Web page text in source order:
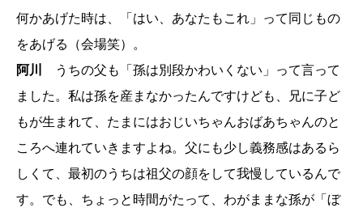
何かあげた時は、「はい、あなたもこれ」って同じもの
をあげる（会場笑）。
阿川
うちの父も「孫は別段かわいくない」って言って
ました。私は孫を産まなかったんですけども、兄に子ど
もが生まれて、たまにはおじいちゃんおばあちゃんのと
ころへ連れていきますよね。父にも少し義務感はあるら
しくて、最初のうちは祖父の顔をして我慢しているんで
す。でも、ちょっと時間がたって、わがままな孫が「ぼ